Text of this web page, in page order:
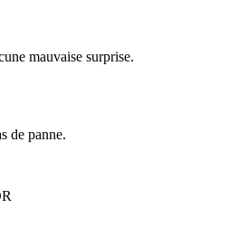
mauvaise surprise.
de panne.